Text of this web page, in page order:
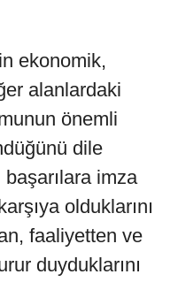
ekonomik,
alanlardaki
önemli
dile
imza
olduklarını
faaliyetten ve
duyduklarını